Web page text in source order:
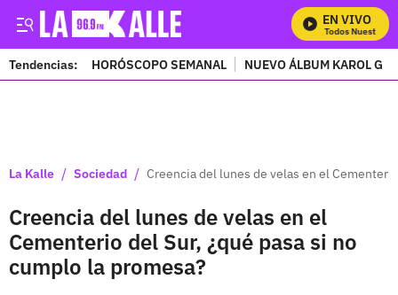
EN VIVO
Mira Todos Nuestros
Tendencias: HORÓSCOPO SEMANAL NUEVO ÁLBUM KAROL G
La Kalle / Sociedad / Creencia del lunes de velas en el
Creencia del lunes de velas en el
Cementerio del Sur, ¿qué pasa si no
cumplo la promesa?